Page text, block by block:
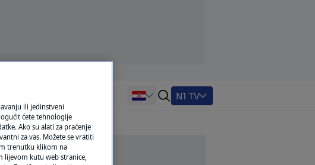
N1 TV
ili jedinstveni
ćete tehnologije
Ako su alati za praćenje
za vas. Možete se vratiti
trenutku klikom na
lijevom kutu web stranice,